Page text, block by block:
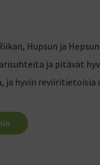
Hupsun ja
ja pitävät
ja hyvin reviiritietoisia